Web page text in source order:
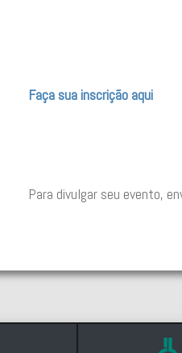
Faça sua inscrição aqui
Para divulgar seu evento,